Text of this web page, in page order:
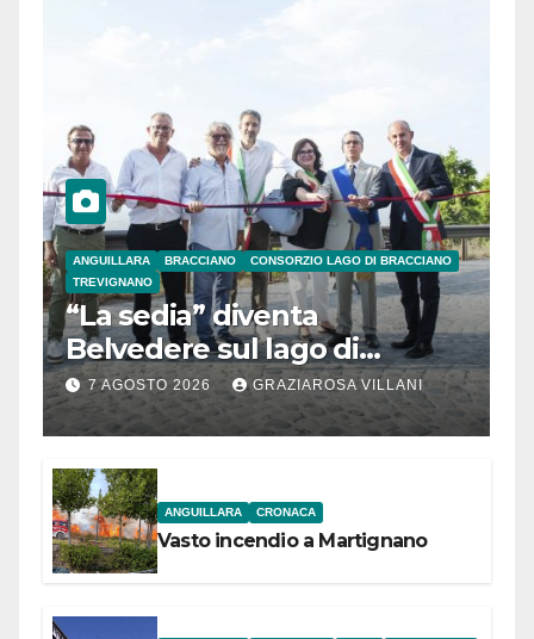
ANGUILLARA BRACCIANO
CONSORZIO LAGO DI BRACCIANO
TREVIGNANO
“La sedia” diventa
Belvedere sul lago di
Bracciano: ieri
l’inaugurazione
7 AGOSTO 2026 GRAZIAROSA VILLANI
ANGUILLARA CRONACA
Vasto incendio a Martignano